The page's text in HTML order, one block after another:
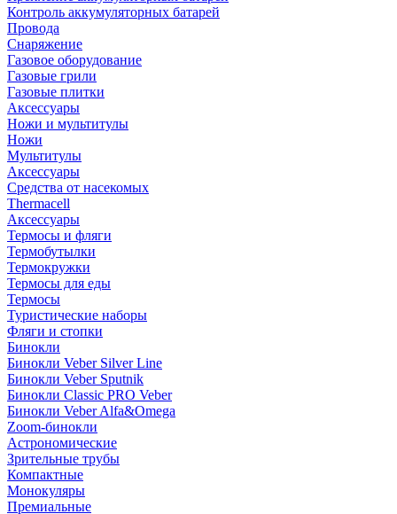
Контроль аккумуляторных батарей
Провода
Снаряжение
Газовое оборудование
Газовые грили
Газовые плитки
Аксессуары
Ножи и мультитулы
Ножи
Мультитулы
Аксессуары
Средства от насекомых
Thermacell
Аксессуары
Термосы и фляги
Термобутылки
Термокружки
Термосы для еды
Термосы
Туристические наборы
Фляги и стопки
Бинокли
Бинокли Veber Silver Line
Бинокли Veber Sputnik
Бинокли Classic PRO Veber
Бинокли Veber Alfa&Omega
Zoom-бинокли
Астрономические
Зрительные трубы
Компактные
Монокуляры
Премиальные